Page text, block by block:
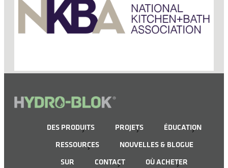
DES PRODUITS PROJETS
ÉDUCATION
RESSOURCES
NOUVELLES & BLOGUE
SUR
CONTACT
OÙ ACHETER